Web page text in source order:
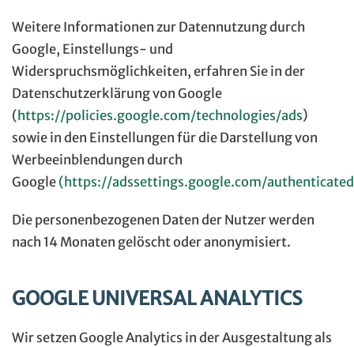
Weitere Informationen zur Datennutzung durch
Google, Einstellungs- und
Widerspruchsmöglichkeiten, erfahren Sie in der
Datenschutzerklärung von Google
(https://policies.google.com/technologies/ads)
sowie in den Einstellungen für die Darstellung von
Werbeeinblendungen durch
Google(https://adssettings.google.com/authenticated
Die personenbezogenen Daten der Nutzer werden
nach 14 Monaten gelöscht oder anonymisiert.
GOOGLE UNIVERSAL ANALYTICS
Wir setzen Google Analytics in der Ausgestaltung als